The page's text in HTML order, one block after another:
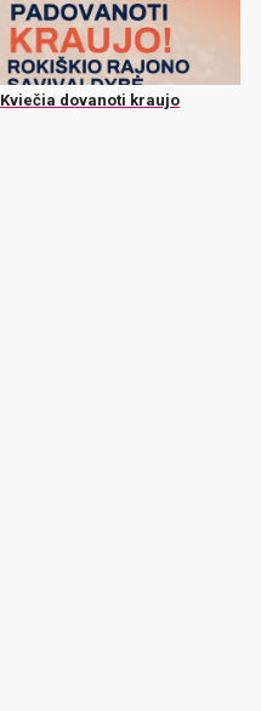
Kviečia dovanoti kraujo